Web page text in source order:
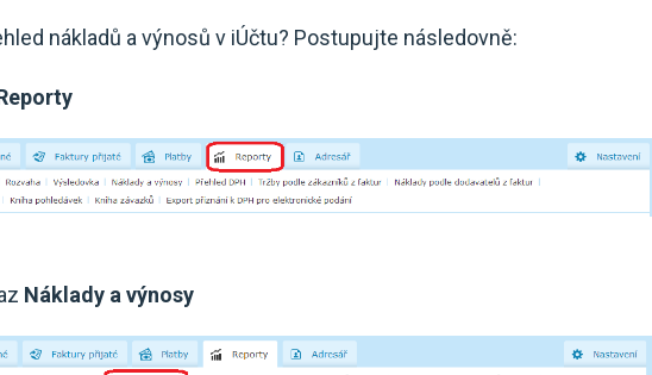
nákladů a výnosů v iÚčtu? Postupujte následovně:
Náklady a výnosy